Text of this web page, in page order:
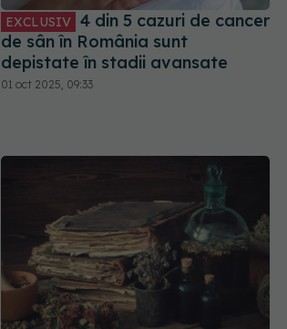
EXCLUSIV 4 din 5 cazuri de cancer
de sân în România sunt
depistate în stadii avansate
01 oct 2025, 09:33